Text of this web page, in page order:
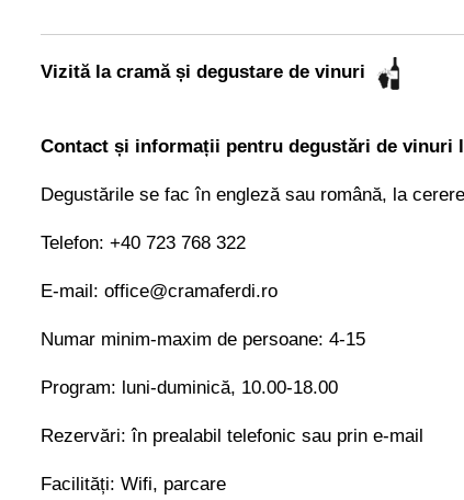
Vizită la cramă și degustare de vinuri
Contact și informații pentru degustări de vinuri
Degustările se fac în engleză sau română, la
Telefon: +40 723 768 322
E-mail: office@cramaferdi.ro
Numar minim-maxim de persoane: 4-15
Program: luni-duminică, 10.00-18.00
Rezervări: în prealabil telefonic sau prin e-mail
Facilități: Wifi, parcare